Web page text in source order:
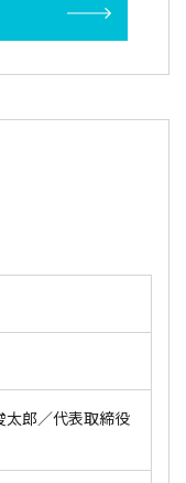
太郎／代表取締役